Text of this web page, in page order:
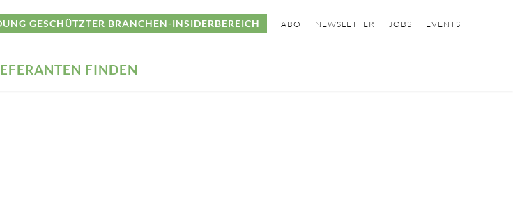
GESCHÜTZTER BRANCHEN-INSIDERBEREICH ABO NEWSLETTER JOBS EVENTS
FINDEN